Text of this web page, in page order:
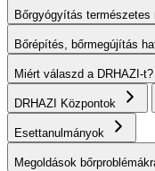
Bőrgyógyítás természetes
Bőrépítés, bőrmegújítás
Miért válaszd a DRHAZI-t?
DRHAZI Központok
Esettanulmányok
Megoldások